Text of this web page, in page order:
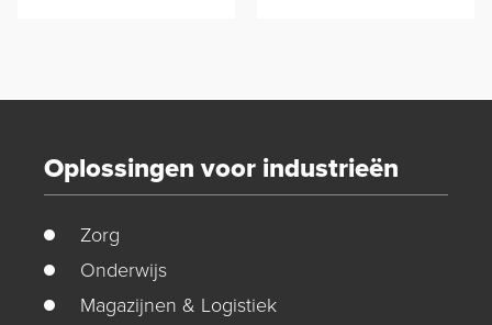
Oplossingen voor industrieën
Zorg
Onderwijs
Magazijnen & Logistiek